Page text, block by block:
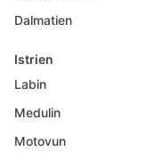
Dalmatien
Istrien
Labin
Medulin
Motovun